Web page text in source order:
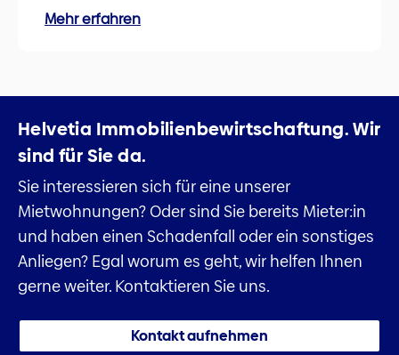
Mehr erfahren
Helvetia Immobilienbewirtschaftung.Wir
sind für Sie da.
Sie interessieren sich für eine unserer
Mietwohnungen? Oder sind Sie bereits Mieter:in
und haben einen Schadenfall oder ein sonstiges
Anliegen? Egal worum es geht, wir helfen Ihnen
gerne weiter. Kontaktieren Sie uns.
Kontakt aufnehmen